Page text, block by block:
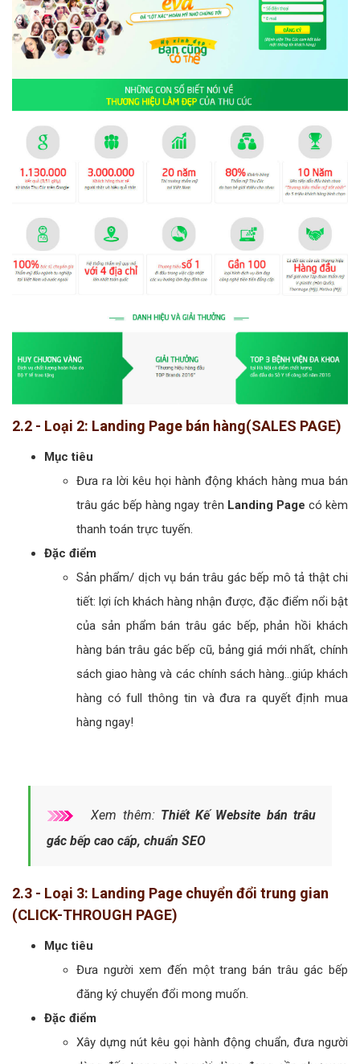
2.2 - Loại 2: Landing Page bán hàng(SALES PAGE)
Mục tiêu
Đưa ra lời kêu họi hành động khách hàng mua bán
trâu gác bếp hàng ngay trên Landing Page có kèm
thanh toán trực tuyến.
Đặc điểm
Sản phẩm/ dịch vụ bán trâu gác bếp mô tả thật chi
tiết: lợi ích khách hàng nhận được, đặc điểm nổi bật
của sản phẩm bán trâu gác bếp, phản hồi khách
hàng bán trâu gác bếp cũ, bảng giá mới nhất, chính
sách giao hàng và các chính sách hàng...giúp khách
hàng có full thông tin và đưa ra quyết định mua
hàng ngay!